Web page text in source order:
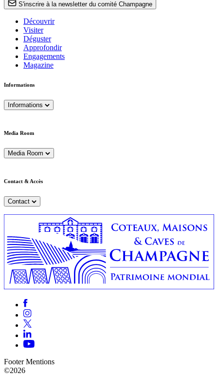
S'inscrire à la newsletter du comité Champagne
Découvrir
Visiter
Déguster
Approfondir
Engagements
Magazine
Informations
Informations
Media Room
Media Room
Contact & Accès
Contact
Footer Mentions
©2026